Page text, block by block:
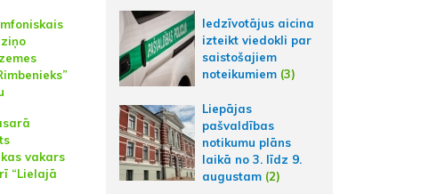
vakars
“Lielajā
Iedzīvotājus aicina
izteikt viedokli par
saistošajiem
noteikumiem (3)
Liepājas
pašvaldības
notikumu plāns
laikā no 3. līdz 9.
augustam (2)